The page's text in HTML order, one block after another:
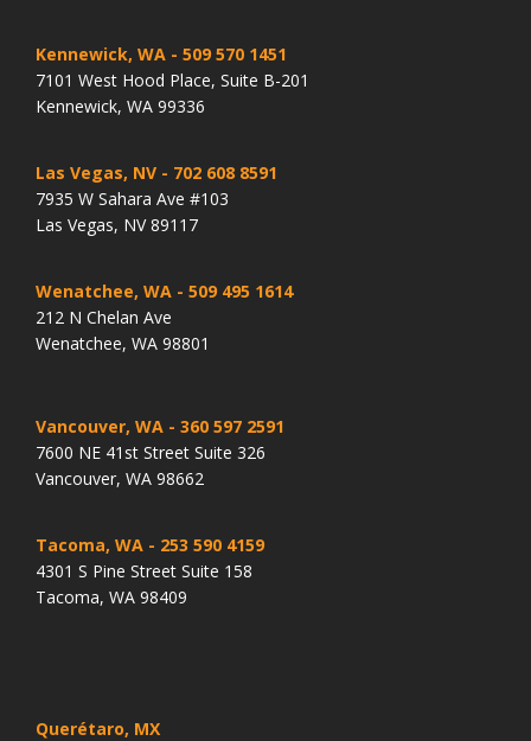
Kennewick, WA - 509 570 1451
7101 West Hood Place, Suite B-201
Kennewick, WA 99336
Las Vegas, NV - 702 608 8591
7935 W Sahara Ave #103
Las Vegas, NV 89117
Wenatchee, WA - 509 495 1614
212 N Chelan Ave
Wenatchee, WA 98801
Vancouver, WA - 360 597 2591
7600 NE 41st Street Suite 326
Vancouver, WA 98662
Tacoma, WA - 253 590 4159
4301 S Pine Street Suite 158
Tacoma, WA 98409
Querétaro, MX